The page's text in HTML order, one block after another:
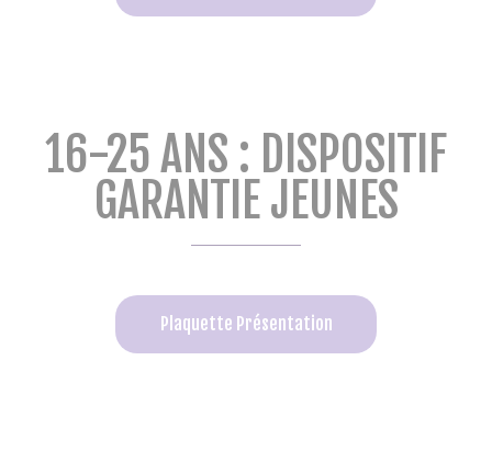
16-25 ANS : DISPOSITIF
GARANTIE JEUNES
Plaquette Présentation